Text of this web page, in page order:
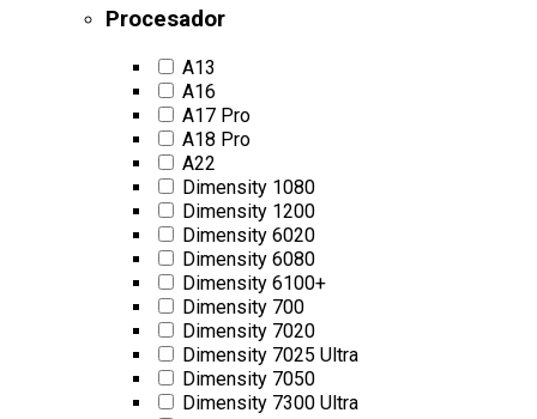
Procesador
A13
A16
A17 Pro
A18 Pro
A22
Dimensity 1080
Dimensity 1200
Dimensity 6020
Dimensity 6080
Dimensity 6100+
Dimensity 700
Dimensity 7020
Dimensity 7025 Ultra
Dimensity 7050
Dimensity 7300 Ultra